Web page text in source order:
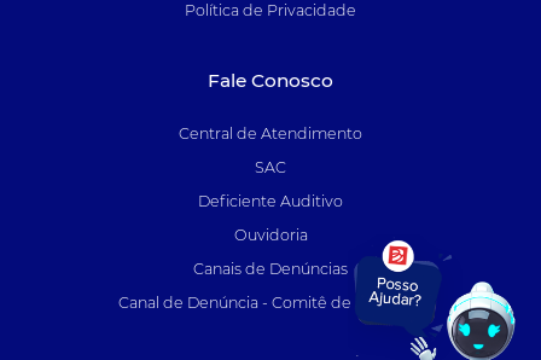
Política de Privacidade
Fale Conosco
Central de Atendimento
SAC
Deficiente Auditivo
Ouvidoria
Canais de Denúncias
Canal de Denúncia - Comitê de Auditoria